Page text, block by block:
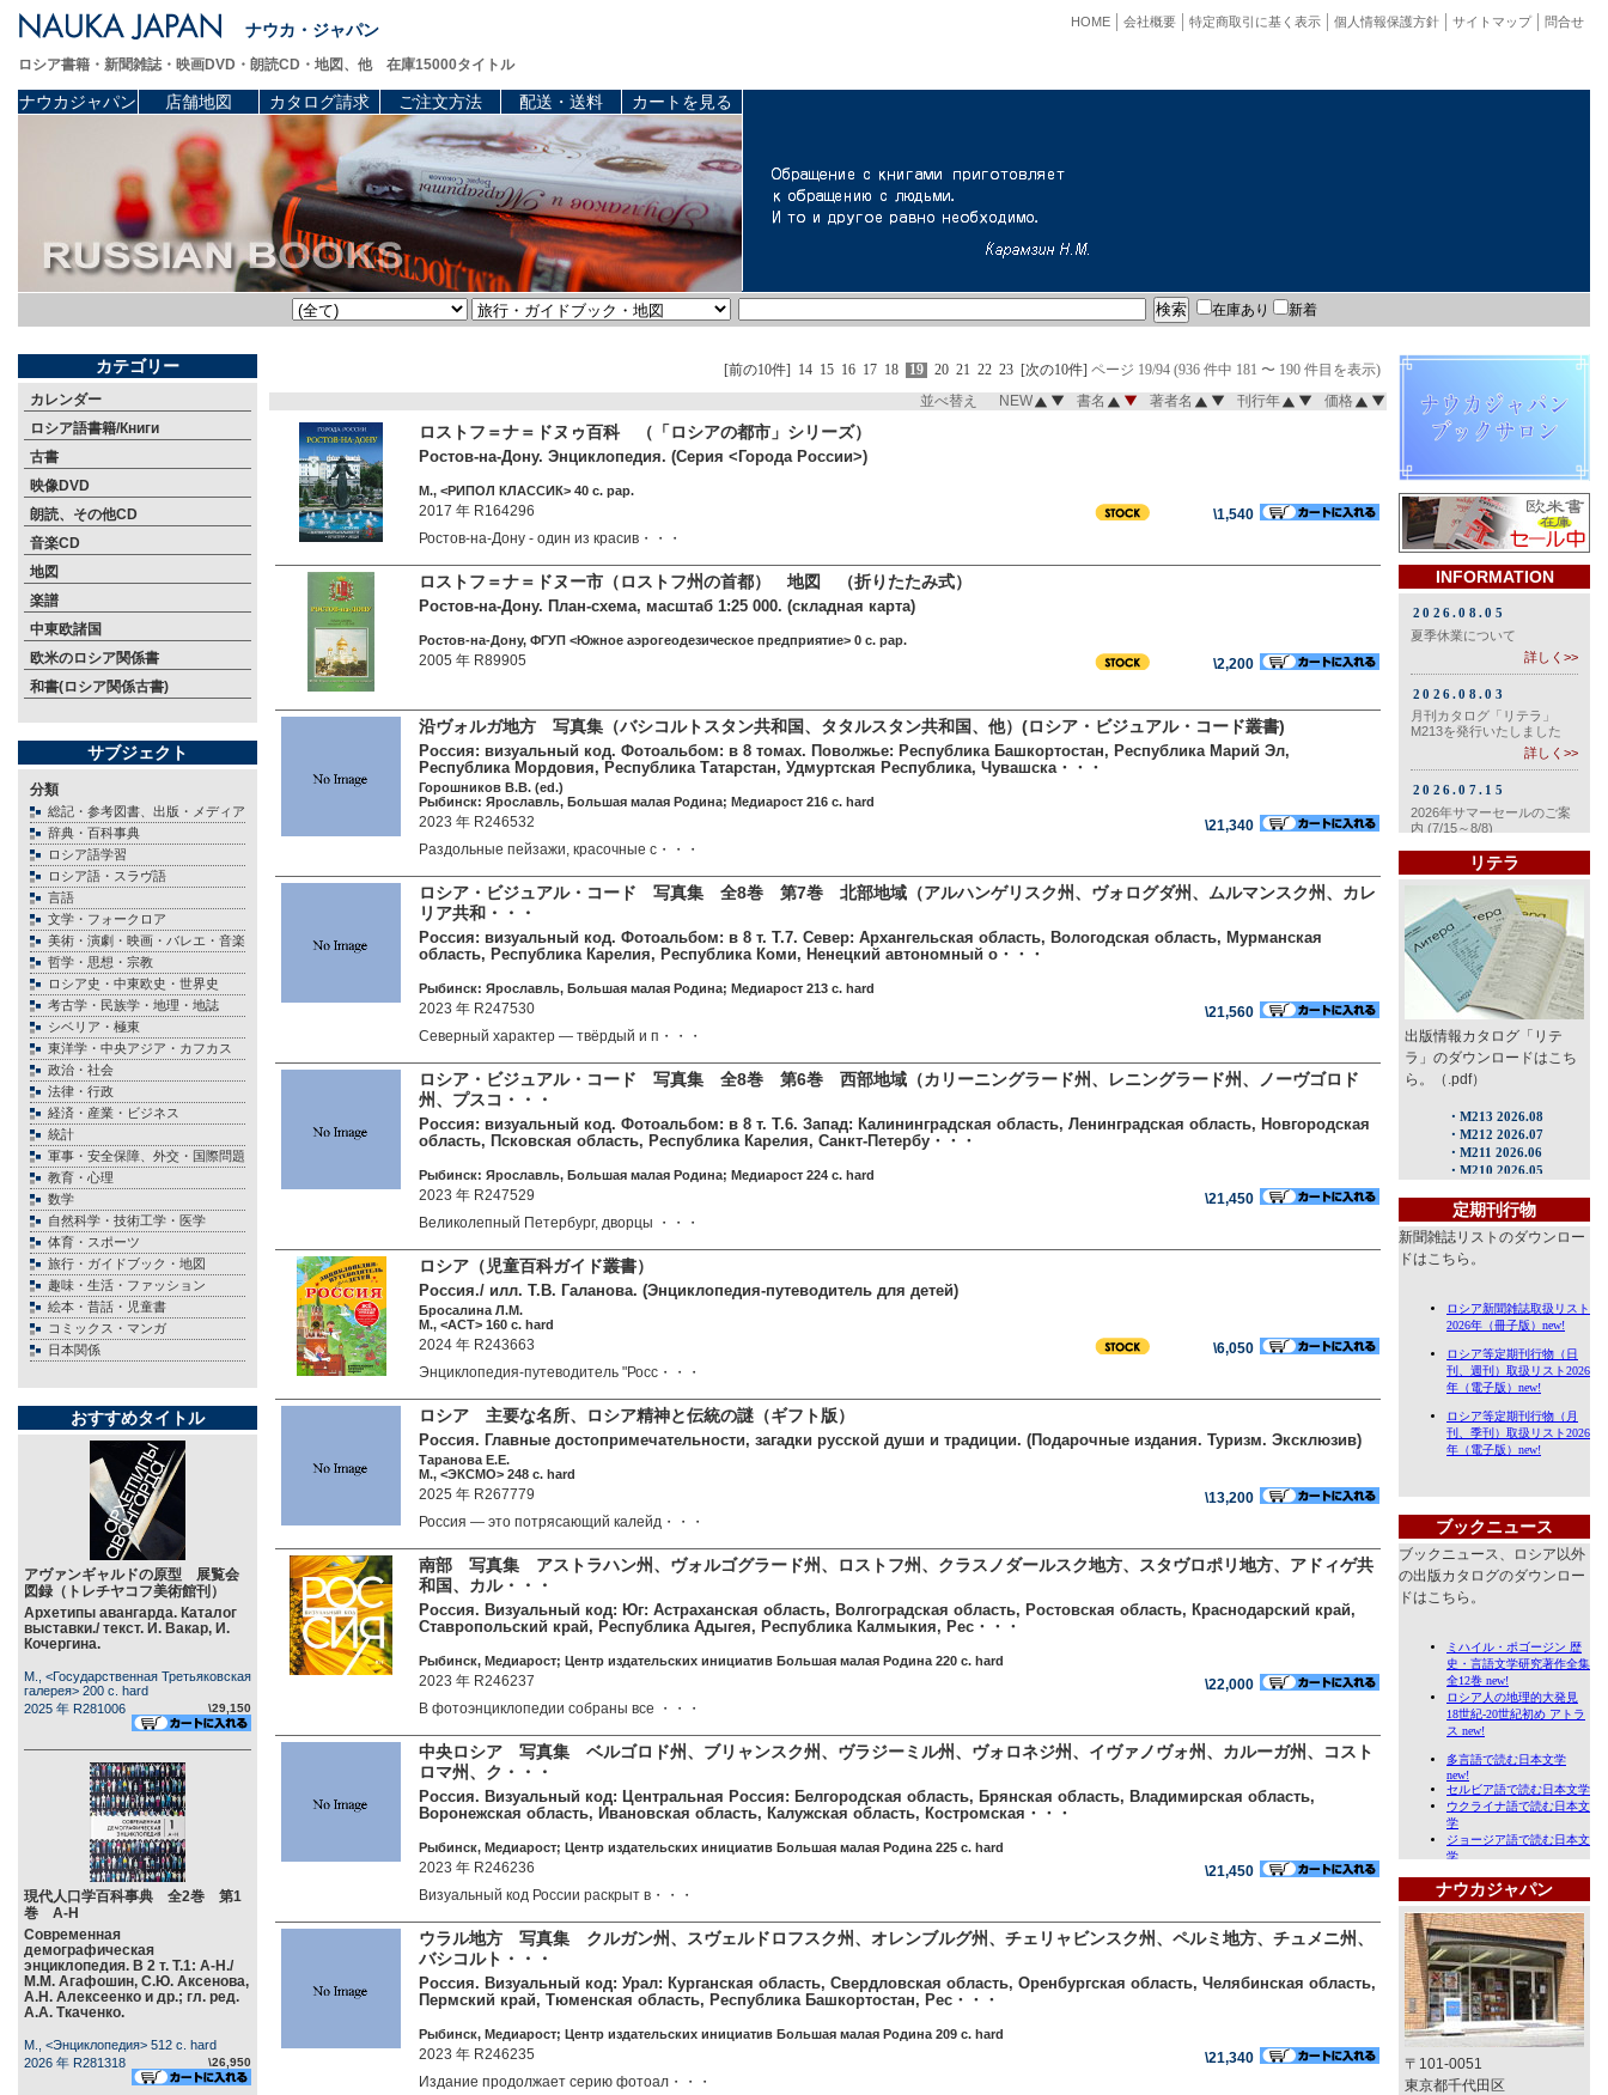
ナウカ・ジャパン 問合せ
サイトマップ
個人情報保護方針
特定商取引に基く表示
会社概要
HOME
ロシア書籍・新聞雑誌・映画DVD・朗読CD・地図、他 在庫15000タイトル
ナウカジャパン 店舗地図 カタログ請求 ご注文方法 配送・送料 カートを見る
在庫あり 新着
カテゴリー
カレンダー
ロシア語書籍/Книги
古書
映像DVD
朗読、その他CD
音楽CD
地図
楽譜
中東欧諸国
欧米のロシア関係書
和書(ロシア関係古書)
サブジェクト
分類
総記・参考図書、出版・メディア
辞典・百科事典
ロシア語学習
ロシア語・スラヴ語
言語
文学・フォークロア
美術・演劇・映画・バレエ・音楽
哲学・思想・宗教
ロシア史・中東欧史・世界史
考古学・民族学・地理・地誌
シベリア・極東
東洋学・中央アジア・カフカス
政治・社会
法律・行政
経済・産業・ビジネス
統計
軍事・安全保障、外交・国際問題
教育・心理
数学
自然科学・技術工学・医学
体育・スポーツ
旅行・ガイドブック・地図
趣味・生活・ファッション
絵本・昔話・児童書
コミックス・マンガ
日本関係
おすすめタイトル
アヴァンギャルドの原型 展覧会
図録（トレチヤコフ美術館刊）
Архетипы авангарда. Каталог
выставки./ текст. И. Вакар, И.
Кочергина.
М., <Государственная Третьяковская
галерея> 200 c. hard
2025 年 R281006
\29,150
現代人口学百科事典 全2巻 第1
巻 А-Н
Современная
демографическая
энциклопедия. В 2 т. Т.1: А-Н./
М.М. Агафошин, С.Ю. Аксенова,
А.Н. Алексеенко и др.; гл. ред.
А.А. Ткаченко.
М., <Энциклопедия> 512 c. hard
2026 年 R281318
\26,950
[前の10件] 14 15 16 17 18 19 20 21 22 23 [次の10件] ページ 19/94 (936 件中 181 〜 190 件目を表示)
並べ替え NEW 書名 著者名 刊行年 価格
ロストフ＝ナ＝ドヌゥ百科 （「ロシアの都市」シリーズ）
Ростов-на-Дону. Энциклопедия. (Серия <Города России>)
М., <РИПОЛ КЛАССИК> 40 c. pap.
2017 年 R164296
\1,540
Ростов-на-Дону - один из красив・・・
ロストフ＝ナ＝ドヌー市（ロストフ州の首都） 地図 （折りたたみ式）
Ростов-на-Дону. План-схема, масштаб 1:25 000. (складная карта)
Ростов-на-Дону, ФГУП <Южное аэрогеодезическое предприятие> 0 c. pap.
2005 年 R89905 \2,200
沿ヴォルガ地方 写真集（バシコルトスタン共和国、タタルスタン共和国、他）(ロシア・ビジュアル・コード叢書)
Россия: визуальный код. Фотоальбом: в 8 томах. Поволжье: Республика Башкортостан, Республика Марий Эл,
Республика Мордовия, Республика Татарстан, Удмуртская Республика, Чувашска・・・
Горошников В.В. (ed.)
Рыбинск: Ярославль, Большая малая Родина; Медиарост 216 c. hard
2023 年 R246532
\21,340
Раздольные пейзажи, красочные с・・・
ロシア・ビジュアル・コード 写真集 全8巻 第7巻 北部地域（アルハンゲリスク州、ヴォログダ州、ムルマンスク州、カレ
リア共和・・・
Россия: визуальный код. Фотоальбом: в 8 т. Т.7. Север: Архангельская область, Вологодская область, Мурманская
область, Республика Карелия, Республика Коми, Ненецкий автономный о・・・
Рыбинск: Ярославль, Большая малая Родина; Медиарост 213 c. hard
2023 年 R247530
\21,560
Северный характер — твёрдый и п・・・
ロシア・ビジュアル・コード 写真集 全8巻 第6巻 西部地域（カリーニングラード州、レニングラード州、ノーヴゴロド
州、プスコ・・・
Россия: визуальный код. Фотоальбом: в 8 т. Т.6. Запад: Калининградская область, Ленинградская область, Новгородская
область, Псковская область, Республика Карелия, Санкт-Петербу・・・
Рыбинск: Ярославль, Большая малая Родина; Медиарост 224 c. hard
2023 年 R247529
\21,450
Великолепный Петербург, дворцы ・・・
ロシア（児童百科ガイド叢書）
Россия./ илл. Т.В. Галанова. (Энциклопедия-путеводитель для детей)
Бросалина Л.М.
М., <АСТ> 160 c. hard
2024 年 R243663
\6,050
Энциклопедия-путеводитель "Росс・・・
ロシア 主要な名所、ロシア精神と伝統の謎（ギフト版）
Россия. Главные достопримечательности, загадки русской души и традиции. (Подарочные издания. Туризм. Эксклюзив)
Таранова Е.Е.
М., <ЭКСМО> 248 c. hard
2025 年 R267779
\13,200
Россия — это потрясающий калейд・・・
南部 写真集 アストラハン州、ヴォルゴグラード州、ロストフ州、クラスノダールスク地方、スタヴロポリ地方、アドィゲ共
和国、カル・・・
Россия. Визуальный код: Юг: Астраханская область, Волгоградская область, Ростовская область, Краснодарский край,
Ставропольский край, Республика Адыгея, Республика Калмыкия, Рес・・・
Рыбинск, Медиарост; Центр издательских инициатив Большая малая Родина 220 c. hard
2023 年 R246237
\22,000
В фотоэнциклопедии собраны все ・・・
中央ロシア 写真集 ベルゴロド州、ブリャンスク州、ヴラジーミル州、ヴォロネジ州、イヴァノヴォ州、カルーガ州、コスト
ロマ州、ク・・・
Россия. Визуальный код: Центральная Россия: Белгородская область, Брянская область, Владимирская область,
Воронежская область, Ивановская область, Калужская область, Костромская・・・
Рыбинск, Медиарост; Центр издательских инициатив Большая малая Родина 225 c. hard
2023 年 R246236
\21,450
Визуальный код России раскрыт в・・・
ウラル地方 写真集 クルガン州、スヴェルドロフスク州、オレンブルグ州、チェリャビンスク州、ペルミ地方、チュメニ州、
バシコルト・・・
Россия. Визуальный код: Урал: Курганская область, Свердловская область, Оренбургская область, Челябинская область,
Пермский край, Тюменская область, Республика Башкортостан, Рес・・・
Рыбинск, Медиарост; Центр издательских инициатив Большая малая Родина 209 c. hard
2023 年 R246235
\21,340
Издание продолжает серию фотоал・・・
INFORMATION
リテラ
出版情報カタログ「リテ
ラ」のダウンロードはこち
ら。（.pdf）
定期刊行物
新聞雑誌リストのダウンロー
ドはこちら。
ブックニュース
ブックニュース、ロシア以外
の出版カタログのダウンロー
ドはこちら。
ナウカジャパン
〒101-0051
東京都千代田区